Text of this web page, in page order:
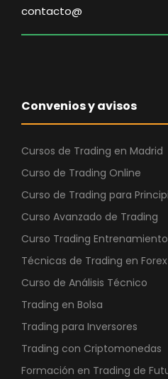
contacto@
Convenios y avisos
Cursos de Trading en Madrid
Curso de Trading Online
Curso de Trading para
Curso Avanzado de Trading
Curso Trading
Técnicas de Trading en Forex
Curso de Análisis Técnico
Trading en Bolsa
Trading para Inversores
Trading con Criptomonedas
Formación en Trading de